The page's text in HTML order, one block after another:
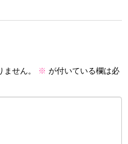
せん。 ※ が付いている欄は必